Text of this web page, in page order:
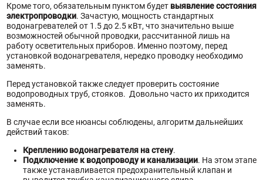
Кроме того, обязательным пунктом будетвыявление состояния
электропроводки. Зачастую, мощность стандартных
водонагревателей от 1.5 до 2.5 кВт, что значительно выше
возможностей обычной проводки, рассчитанной лишь на
работу осветительных приборов. Именно поэтому, перед
установкой водонагревателя, нередко проводку необходимо
заменять.
Перед установкой также следует проверить состояние
водопроводных труб, стояков. Довольно часто их приходится
заменять.
В случае если все нюансы соблюдены, алгоритм дальнейших
действий таков:
Креплению водонагревателя на стену.
Подключение к водопроводу и канализации. На этом этапе
также устанавливается предохранительный клапан и